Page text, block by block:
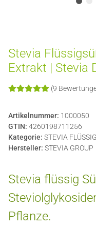
Stevia
Extrakt | Stevia
(9
Artikelnummer: 1000050
GTIN: 4260198711256
Kategorie: STEVIA
Hersteller: STEVIA GROUP
Stevia flüssig
Pflanze.